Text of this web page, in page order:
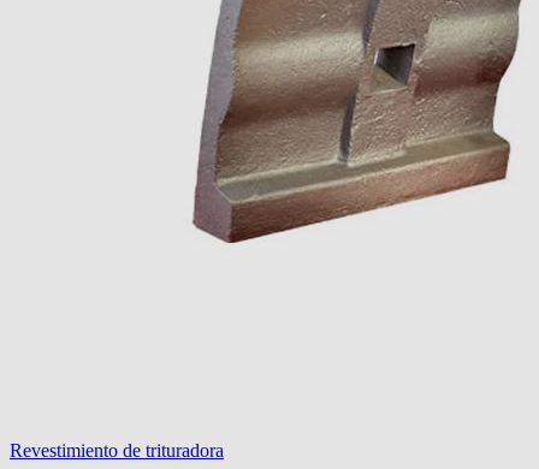
Revestimiento de trituradora